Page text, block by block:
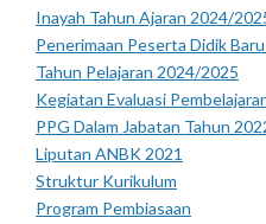
Inayah Tahun Ajaran 2024/
Penerimaan Peserta Didik
Tahun Pelajaran 2024/2025
Kegiatan Evaluasi
PPG Dalam Jabatan Tahun
Liputan ANBK 2021
Struktur Kurikulum
Program Pembiasaan